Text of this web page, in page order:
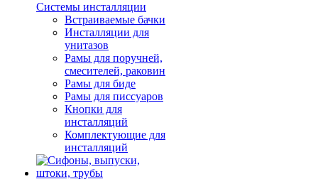
Системы инсталляции
Встраиваемые бачки
Инсталляции для
унитазов
Рамы для поручней,
смесителей, раковин
Рамы для биде
Рамы для писсуаров
Кнопки для
инсталляций
Комплектующие для
инсталляций